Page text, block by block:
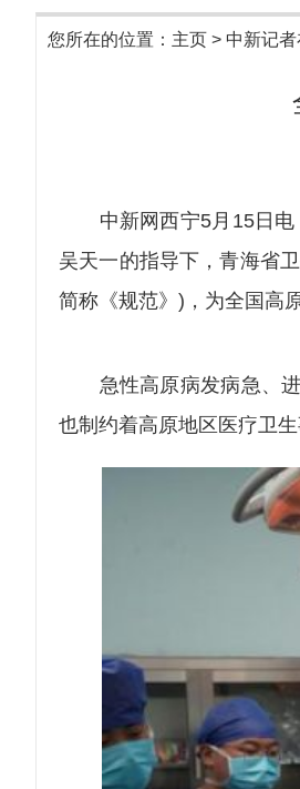
您所在的位置： 主页 > 中新记
中新网西宁5月15日电 (
吴天一的指导下，青海省
简称《规范》)，为全国高
急性高原病发病急、进
也制约着高原地区医疗卫生